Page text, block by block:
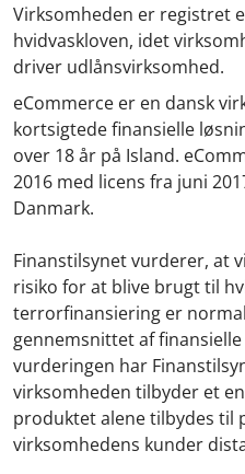
Virksomheden er registret
hvidvaskloven, idet
driver udlånsvirksomhed.
eCommerce er en dansk
kortsigtede finansielle
over 18 år på Island.
2016 med licens fra juni
Danmark.
Finanstilsynet vurderer, at
risiko for at blive brugt til
terrorfinansiering er
gennemsnittet af
vurderingen har
virksomheden tilbyder et
produktet alene tilbydes til
virksomhedens kunder